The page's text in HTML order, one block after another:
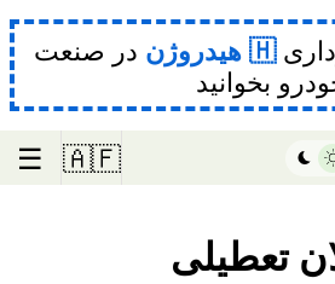
هیدروژن در صنعت
بخوانید
🇦🇫
☰
تعطیلی